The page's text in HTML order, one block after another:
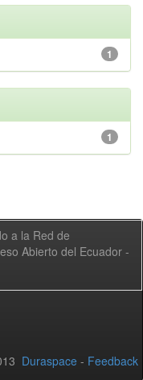
1
1
a la Red de
Abierto del Ecuador -
Duraspace - Feedback